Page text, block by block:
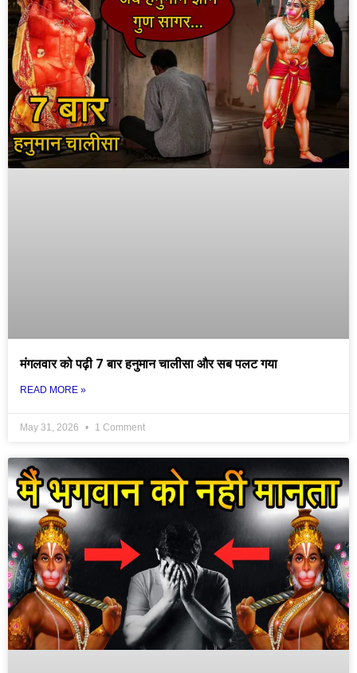
मंगलवार को पढ़ी 7 बार हनुमान चालीसा और सब पलट गया
READ MORE »
May 31, 2026 1 Comment